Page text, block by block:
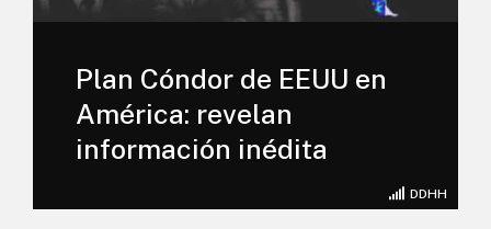
DDHH
Plan Cóndor de EEUU en
América: revelan
información inédita